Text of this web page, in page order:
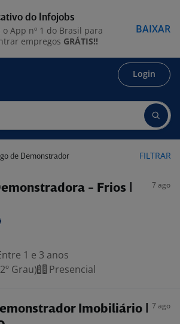
Login
de Demonstrador FILTRAR
- Frios |
7 ago
1 e 3 anos
Grau)
Presencial
Imobiliário |
7 ago
do Infojobs
o App nº 1 do Brasil para
empregos GRÁTIS!!
BAIXAR